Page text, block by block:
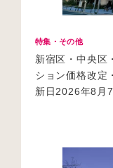
特集・その他
新宿区・中央区
ション価格改定
新日2026年8月7